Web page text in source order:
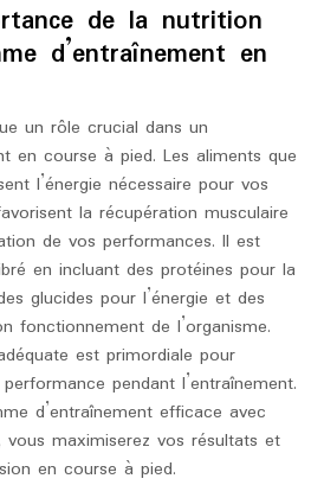
de la nutrition
d’entraînement en
un rôle crucial dans un
en course à pied. Les aliments que
l’énergie nécessaire pour vos
la récupération musculaire
de vos performances. Il est
en incluant des protéines pour la
glucides pour l’énergie et des
fonctionnement de l’organisme.
est primordiale pour
pendant l’entraînement.
d’entraînement efficace avec
maximiserez vos résultats et
en course à pied.